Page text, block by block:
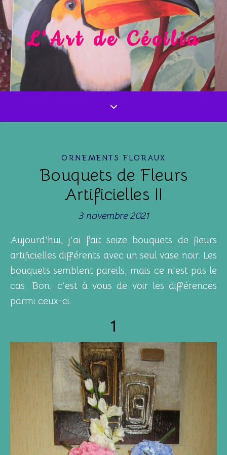
L'Art de Cécilia
ORNEMENTS FLORAUX
Bouquets de Fleurs
Artificielles II
3 novembre 2021
Aujourd’hui, j’ai fait seize bouquets de fleurs
artificielles différents avec un seul vase noir. Les
bouquets semblent pareils, mais ce n’est pas le
cas. Bon, c’est à vous de voir les différences
parmi ceux-ci.
1